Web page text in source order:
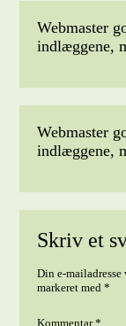
Webmaster
indlæggene,
Webmaster
indlæggene,
Skriv et
Din e-
markeret med*
Kommentar*